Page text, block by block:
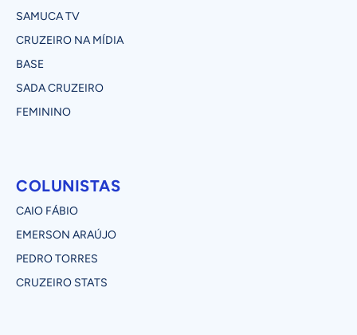
SAMUCA TV
CRUZEIRO NA MÍDIA
BASE
SADA CRUZEIRO
FEMININO
COLUNISTAS
CAIO FÁBIO
EMERSON ARAÚJO
PEDRO TORRES
CRUZEIRO STATS